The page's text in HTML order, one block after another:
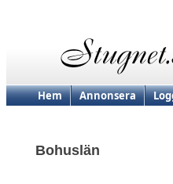
Hem Annonsera
Bohuslän